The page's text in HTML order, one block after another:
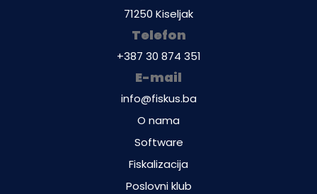
71250 Kiseljak
Telefon
+387 30 874 351
E-mail
info@fiskus.ba
O nama
Software
Fiskalizacija
Poslovni klub